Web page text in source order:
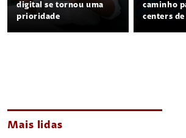
digital se tornou uma
prioridade
caminho
centers de
Mais lidas